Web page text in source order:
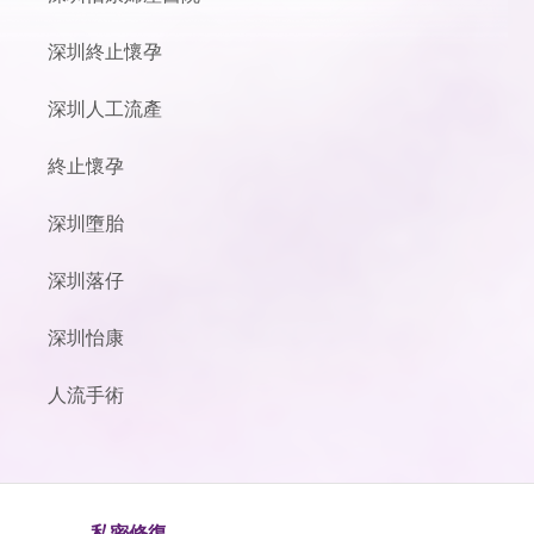
深圳終止懷孕
深圳人工流產
終止懷孕
深圳墮胎
深圳落仔
深圳怡康
人流手術